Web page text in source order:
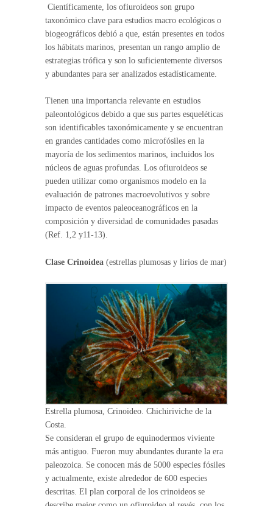
Científicamente, los ofiuroideos son grupo
taxonómico clave para estudios macro ecológicos o
biogeográficos debió a que, están presentes en todos
los hábitats marinos, presentan un rango amplio de
estrategias trófica y son lo suficientemente diversos
y abundantes para ser analizados estadísticamente.
Tienen una importancia relevante en estudios
paleontológicos debido a que sus partes esqueléticas
son identificables taxonómicamente y se encuentran
en grandes cantidades como microfósiles en la
mayoría de los sedimentos marinos, incluidos los
núcleos de aguas profundas. Los ofiuroideos se
pueden utilizar como organismos modelo en la
evaluación de patrones macroevolutivos y sobre
impacto de eventos paleoceanográficos en la
composición y diversidad de comunidades pasadas
(Ref. 1,2 y11-13).
Clase Crinoidea (estrellas plumosas y lirios de mar)
Estrella plumosa, Crinoideo. Chichiriviche de la
Costa.
Se consideran el grupo de equinodermos viviente
más antiguo. Fueron muy abundantes durante la era
paleozoica. Se conocen más de 5000 especies fósiles
y actualmente, existe alrededor de 600 especies
descritas. El plan corporal de los crinoideos se